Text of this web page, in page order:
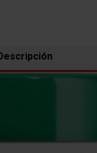
. La position
karité, la crème est
en 2 semaines